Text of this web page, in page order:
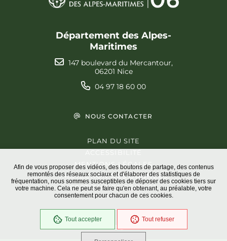
Afin de vous proposer des vidéos, des boutons de partage, des contenus
remontés des réseaux sociaux et d'élaborer des statistiques de
fréquentation, nous sommes susceptibles de déposer des cookies tiers sur
votre machine. Cela ne peut se faire qu'en obtenant, au préalable, votre
consentement pour chacun de ces cookies.
Tout accepter Tout refuser
Département des Alpes-
Maritimes
147 boulevard du Mercantour,
06201 Nice
04 97 18 60 00
NOUS CONTACTER
PLAN DU SITE
MENTIONS LÉGALES
PROTECTION DES DONNÉES
GESTION DES COOKIES
En cours